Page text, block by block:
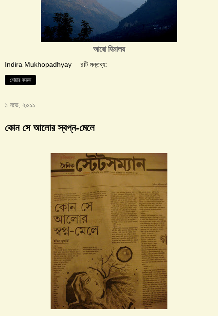
আরো হিমালয়
Indira Mukhopadhyay ৪টি মন্তব্য:
শেয়ার করুন
১ নভে, ২০১১
কোন সে আলোর স্বপ্ন-মেলে